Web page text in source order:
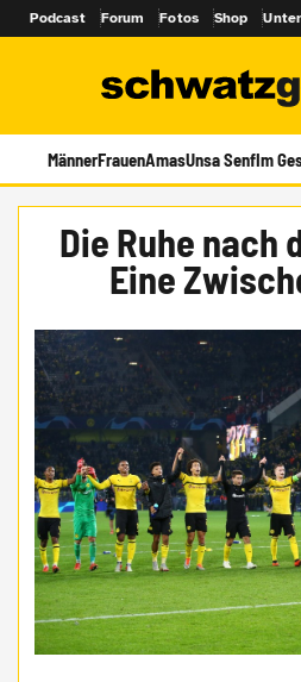
Podcast Forum Fotos Shop
MännerFrauenAmasUnsa SenfIm
Die Ruhe nach
Eine